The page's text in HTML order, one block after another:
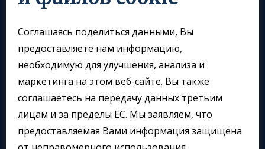
Соглашаясь поделиться данными, Вы
предоставляете нам информацию,
необходимую для улучшения, анализа и
маркетинга на этом веб-сайте. Вы также
соглашаетесь на передачу данных третьим
лицам и за пределы ЕС. Мы заявляем, что
предоставляемая Вами информация защищена